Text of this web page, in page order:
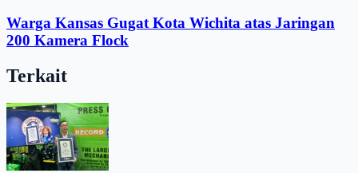
Warga Kansas Gugat Kota Wichita atas Jaringan
200 Kamera Flock
Terkait